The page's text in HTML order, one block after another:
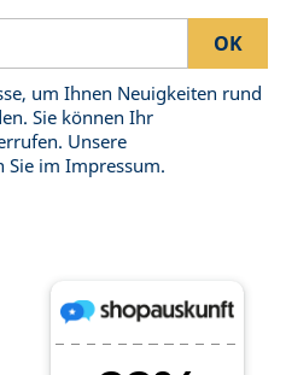
um Ihnen Neuigkeiten rund
Sie können Ihr
Unsere
im Impressum.